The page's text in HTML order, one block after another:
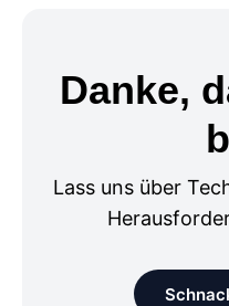
Danke,
Lass uns über